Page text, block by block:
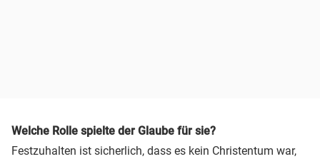
Welche Rolle spielte der Glaube für sie?
Festzuhalten ist sicherlich, dass es kein Christentum war,